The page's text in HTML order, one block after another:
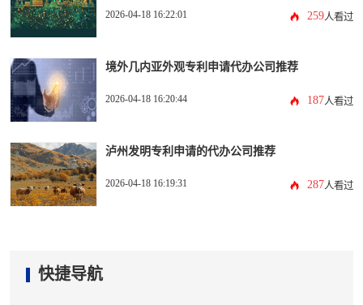
2026-04-18 16:22:01 259人看过
境外几内亚外观专利申请代办公司推荐
2026-04-18 16:20:44 187人看过
泸州发明专利申请的代办公司推荐
2026-04-18 16:19:31 287人看过
快捷导航